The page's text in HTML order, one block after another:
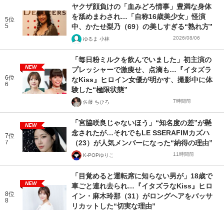
5位
5
ヤクザ顔負けの「血みどろ情事」豊満な身体
を舐めまわされ…「自称16歳美少女」怪演
中、かたせ梨乃（69）の美しすぎる“熟れ方”
ゆるま 小林 2026/08/06
6位
6
NEW
「毎日粉ミルクを飲んでいました」初主演の
プレッシャーで激痩せ、点滴も…『イタズラ
なKiss』ヒロイン女優が明かす、撮影中に体
験した“極限状態”
佐藤 ちひろ 7時間前
7位
7
NEW
「宮脇咲良じゃないほう」“知名度の差”が懸
念されたが…それでもLE SSERAFIMカズハ
（23）が人気メンバーになった“納得の理由”
K-POPゆりこ 11時間前
8位
8
NEW
「目覚めると運転席に知らない男が」18歳で
車ごと連れ去られ…『イタズラなKiss』ヒロ
イン・麻木玲那（31）がロングヘアをバッサ
リカットした“切実な理由”